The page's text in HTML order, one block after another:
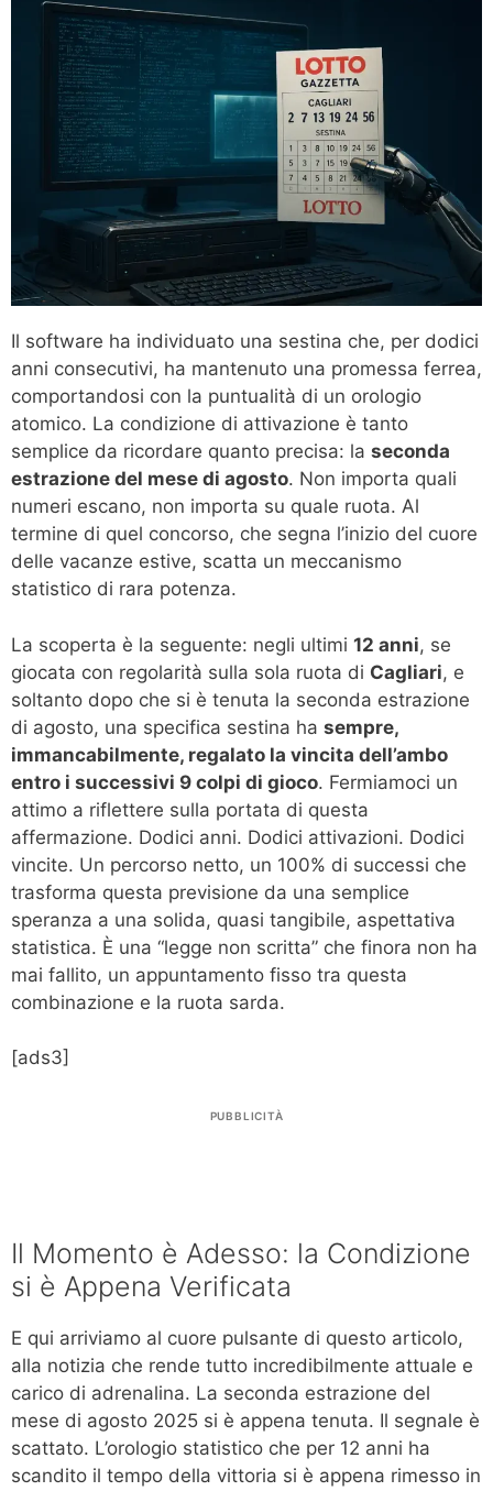
Il software ha individuato una sestina che, per dodici
anni consecutivi, ha mantenuto una promessa ferrea,
comportandosi con la puntualità di un orologio
atomico. La condizione di attivazione è tanto
semplice da ricordare quanto precisa: la seconda
estrazione del mese di agosto. Non importa quali
numeri escano, non importa su quale ruota. Al
termine di quel concorso, che segna l’inizio del cuore
delle vacanze estive, scatta un meccanismo
statistico di rara potenza.
La scoperta è la seguente: negli ultimi 12 anni, se
giocata con regolarità sulla sola ruota di Cagliari, e
soltanto dopo che si è tenuta la seconda estrazione
di agosto, una specifica sestina ha sempre,
immancabilmente, regalato la vincita dell’ambo
entro i successivi 9 colpi di gioco. Fermiamoci un
attimo a riflettere sulla portata di questa
affermazione. Dodici anni. Dodici attivazioni. Dodici
vincite. Un percorso netto, un 100% di successi che
trasforma questa previsione da una semplice
speranza a una solida, quasi tangibile, aspettativa
statistica. È una “legge non scritta” che finora non ha
mai fallito, un appuntamento fisso tra questa
combinazione e la ruota sarda.
[ads3]
PUBBLICITÀ
Il Momento è Adesso: la Condizione
si è Appena Verificata
E qui arriviamo al cuore pulsante di questo articolo,
alla notizia che rende tutto incredibilmente attuale e
carico di adrenalina. La seconda estrazione del
mese di agosto 2025 si è appena tenuta. Il segnale è
scattato. L’orologio statistico che per 12 anni ha
scandito il tempo della vittoria si è appena rimesso in